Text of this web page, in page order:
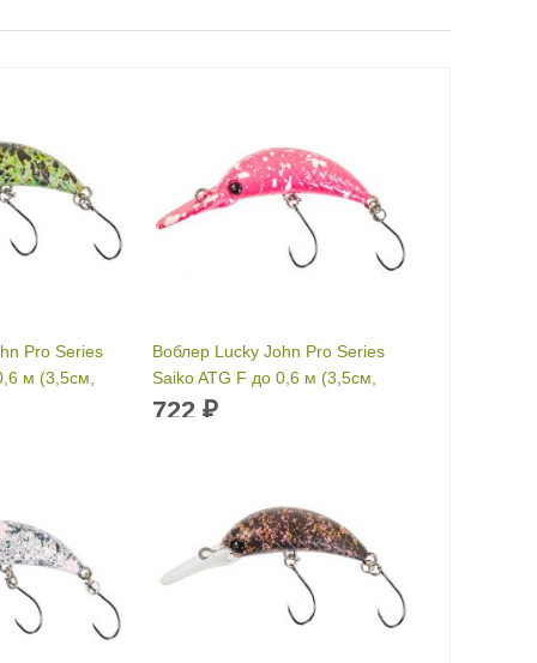
Pro Series
м (3,5см,
Воблер Lucky John Pro Series
Saiko ATG F до 0,6 м (3,5см,
2гр) 803
722 ₽